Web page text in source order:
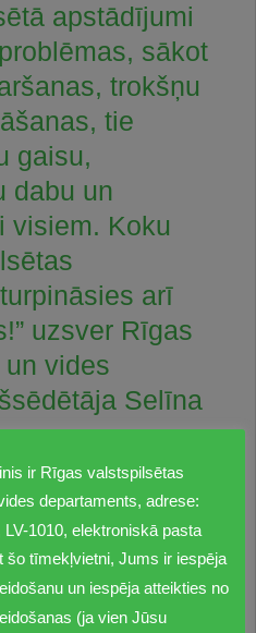
apstādījumi
sākot
trokšņu
tie
gaisu,
dabu un
visiem. Koku
arī
uzsver Rīgas
vides
Selīna
arī turpmāk plāno
zonas ar jauniem ielu
pagājušajā gadā un
ir Rīgas valstspilsētas
departaments, adrese:
1010, elektroniskā pasta
šo tīmekļvietni, Jums ir iespēja
un iespēja atteikties no
(ja vien Jūsu